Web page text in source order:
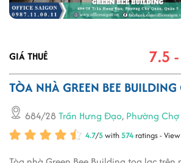
GIÁ THUÊ 7.5
TÒA NHÀ GREEN BEE
684/28 Trần Hưng Đạo, Phường
4.7/5with574 ratings -